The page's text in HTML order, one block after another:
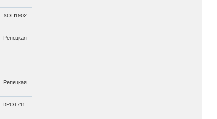
ХОП1902
Репецкая
Репецкая
КРО1711